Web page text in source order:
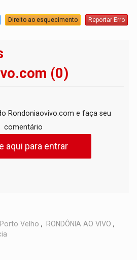
Direito ao esquecimento Reportar Erro
(0)
Rondoniaovivo.com e faça seu
comentário
aqui para entrar
Porto Velho , RONDÔNIA AO VIVO ,